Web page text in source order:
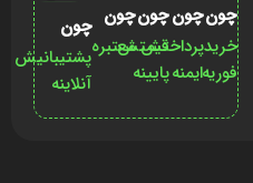
چون
خرید
فوریه
چون
پرداختش
ایمنه
چون
قیمتش
پایینه
چون
معتبره
چون
پشتیبانیش
آنلاینه